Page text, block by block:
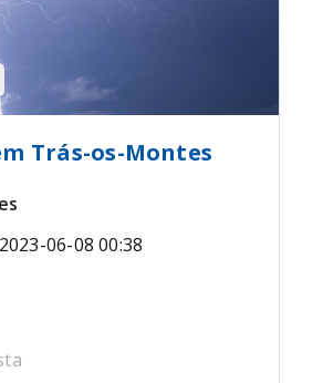
Trás-os-Montes
06-08 00:38